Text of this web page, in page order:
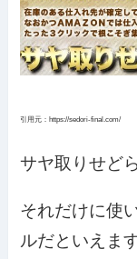
引用元：https://sedori-final.com/
サヤ取りせど
それだけに使
ルだといえます